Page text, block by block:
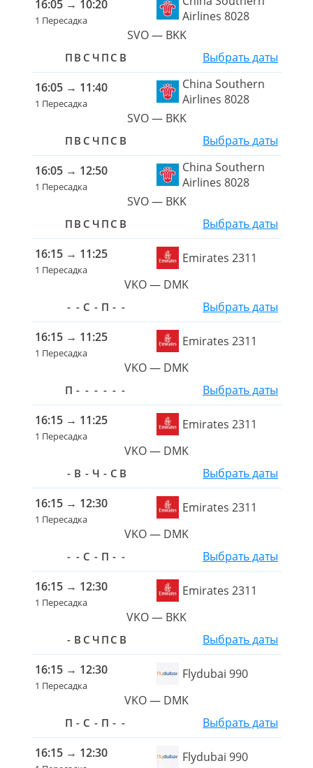
16:05 → 10:20
1 Пересадка
Airlines 8028
SVO — BKK
П В С Ч П С В
Выбрать даты
16:05 → 11:40
1 Пересадка
China Southern
Airlines 8028
SVO — BKK
П В С Ч П С В
Выбрать даты
16:05 → 12:50
1 Пересадка
China Southern
Airlines 8028
SVO — BKK
П В С Ч П С В
Выбрать даты
16:15 → 11:25
1 Пересадка
Emirates 2311
VKO — DMK
- - С - П - -
Выбрать даты
16:15 → 11:25
1 Пересадка
Emirates 2311
VKO — DMK
П - - - - - -
Выбрать даты
16:15 → 11:25
1 Пересадка
Emirates 2311
VKO — DMK
- В - Ч - С В
Выбрать даты
16:15 → 12:30
1 Пересадка
Emirates 2311
VKO — DMK
- - С - П - -
Выбрать даты
16:15 → 12:30
1 Пересадка
Emirates 2311
VKO — BKK
- В С Ч П С В
Выбрать даты
16:15 → 12:30
1 Пересадка
Flydubai 990
VKO — DMK
П - С - П - -
Выбрать даты
16:15 → 12:30
Flydubai 990